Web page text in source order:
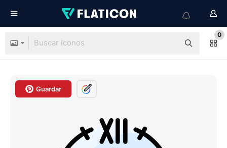
0
Guardar